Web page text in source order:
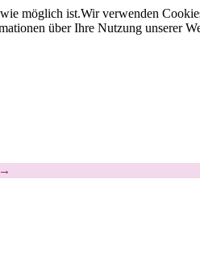
möglich ist.Wir verwenden
über Ihre Nutzung unserer